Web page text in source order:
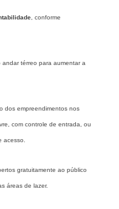
, conforme
térreo para aumentar a
dos empreendimentos nos
com controle de entrada, ou
acesso.
gratuitamente ao público
áreas de lazer.